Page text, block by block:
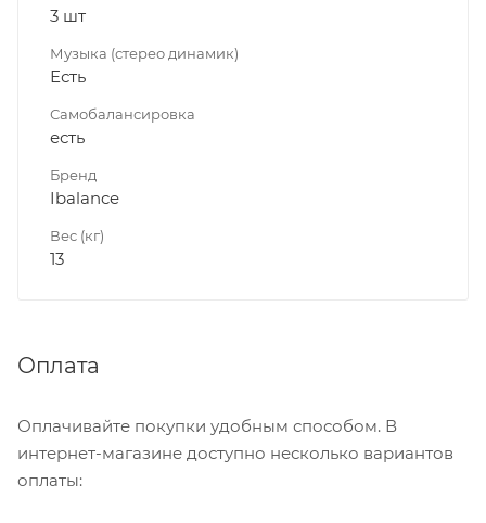
3 шт
Музыка (стерео динамик)
Есть
Самобалансировка
есть
Бренд
Ibalance
Вес (кг)
13
Оплата
Оплачивайте покупки удобным способом. В
интернет-магазине доступно несколько вариантов
оплаты: